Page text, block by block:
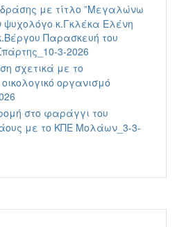
με τίτλο ”Μεγαλώνω
ψυχολόγο κ.Γκλέκα Ελένη
Παρασκευή του
3-2026
σχετικά με το
οργανισμό
στο φαράγγι του
με το ΚΠΕ Μολάων_3-3-